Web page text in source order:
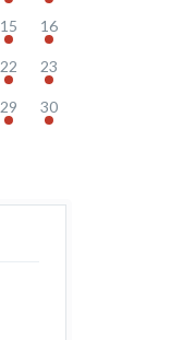
15 16
22 23
29 30